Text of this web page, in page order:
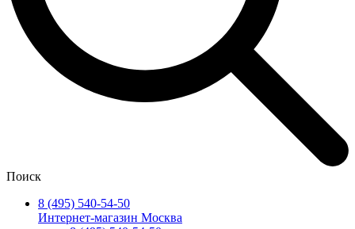
Поиск
8 (495) 540-54-50
Интернет-магазин Москва